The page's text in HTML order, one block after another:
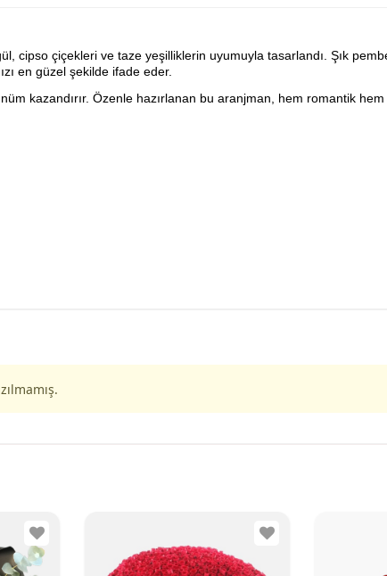
cipso çiçekleri ve taze yeşilliklerin uyumuyla tasarlandı. Şık
en güzel şekilde ifade eder.
kazandırır. Özenle hazırlanan bu aranjman, hem romantik